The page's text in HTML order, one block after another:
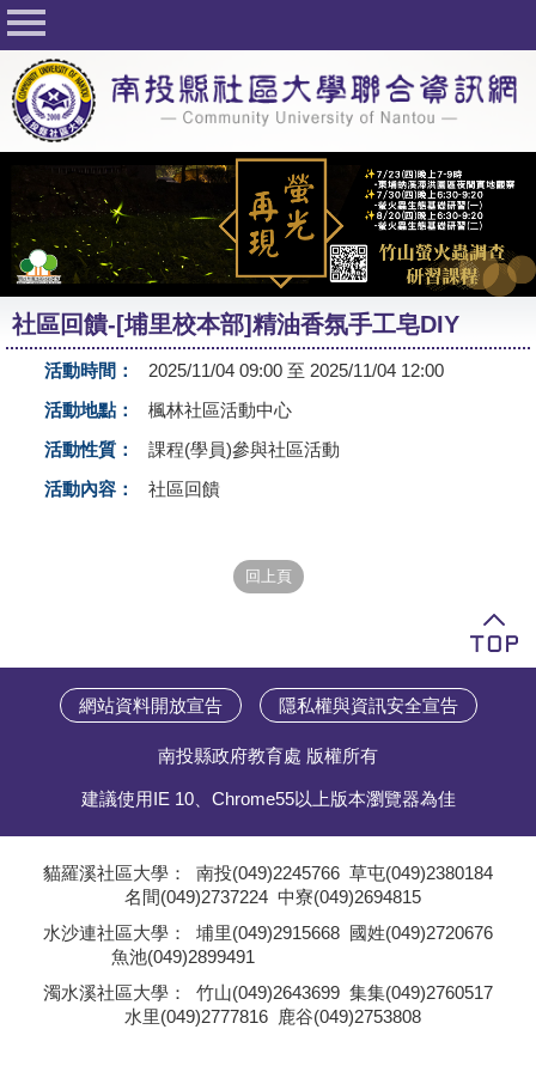
回首頁
關於社大
公佈欄
行事曆
最新活動
活動花絮
課程一覽表
志工與社團
友站連結
校務行政
社區回饋-[埔里校本部]精油香氛手工皂DIY
活動時間：
2025/11/04 09:00 至 2025/11/04 12:00
活動地點：
楓林社區活動中心
活動性質：
課程(學員)參與社區活動
活動內容：
社區回饋
網站資料開放宣告 隱私權與資訊安全宣告
南投縣政府教育處 版權所有
建議使用IE 10、Chrome55以上版本瀏覽器為佳
貓羅溪社區大學： 南投(049)2245766 草屯(049)2380184
名間(049)2737224 中寮(049)2694815
水沙連社區大學： 埔里(049)2915668 國姓(049)2720676
魚池(049)2899491
濁水溪社區大學： 竹山(049)2643699 集集(049)2760517
水里(049)2777816 鹿谷(049)2753808